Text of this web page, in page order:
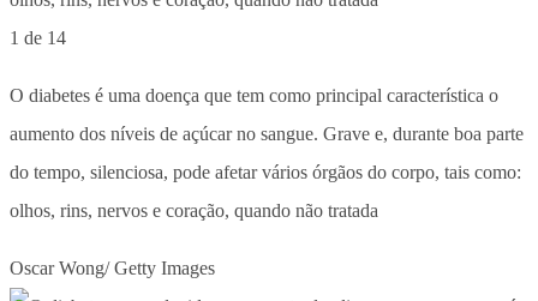
1 de 14
O diabetes é uma doença que tem como principal característica o
aumento dos níveis de açúcar no sangue. Grave e, durante boa parte
do tempo, silenciosa, pode afetar vários órgãos do corpo, tais como:
olhos, rins, nervos e coração, quando não tratada
Oscar Wong/ Getty Images